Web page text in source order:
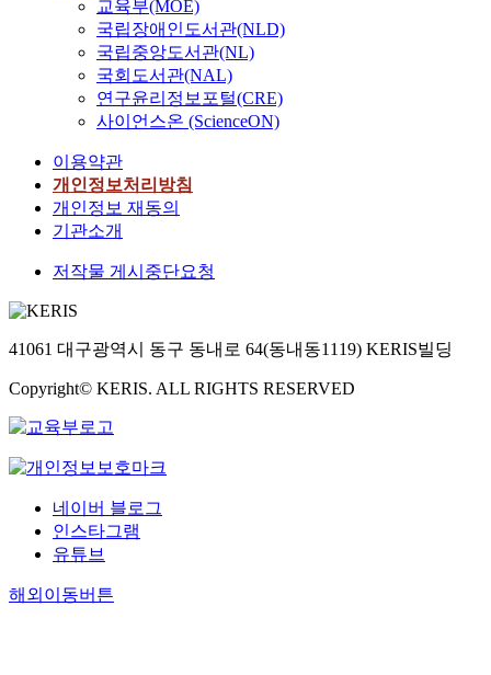
교육부(MOE)
국립장애인도서관(NLD)
국립중앙도서관(NL)
국회도서관(NAL)
연구윤리정보포털(CRE)
사이언스온 (ScienceON)
이용약관
개인정보처리방침
개인정보 재동의
기관소개
저작물 게시중단요청
41061 대구광역시 동구 동내로 64(동내동1119) KERIS빌딩
Copyright© KERIS. ALL RIGHTS RESERVED
네이버 블로그
인스타그램
유튜브
해외이동버튼